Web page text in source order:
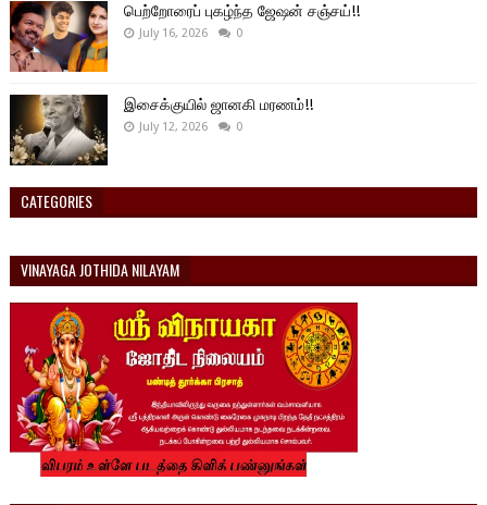
பெற்றோரைப் புகழ்ந்த ஜேஷன் சஞ்சய்!!
July 16, 2026 0
இசைக்குயில் ஜானகி மரணம்!!
July 12, 2026 0
CATEGORIES
VINAYAGA JOTHIDA NILAYAM